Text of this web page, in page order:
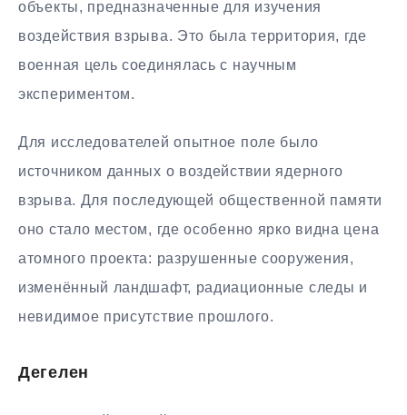
объекты, предназначенные для изучения
воздействия взрыва. Это была территория, где
военная цель соединялась с научным
экспериментом.
Для исследователей опытное поле было
источником данных о воздействии ядерного
взрыва. Для последующей общественной памяти
оно стало местом, где особенно ярко видна цена
атомного проекта: разрушенные сооружения,
изменённый ландшафт, радиационные следы и
невидимое присутствие прошлого.
Дегелен